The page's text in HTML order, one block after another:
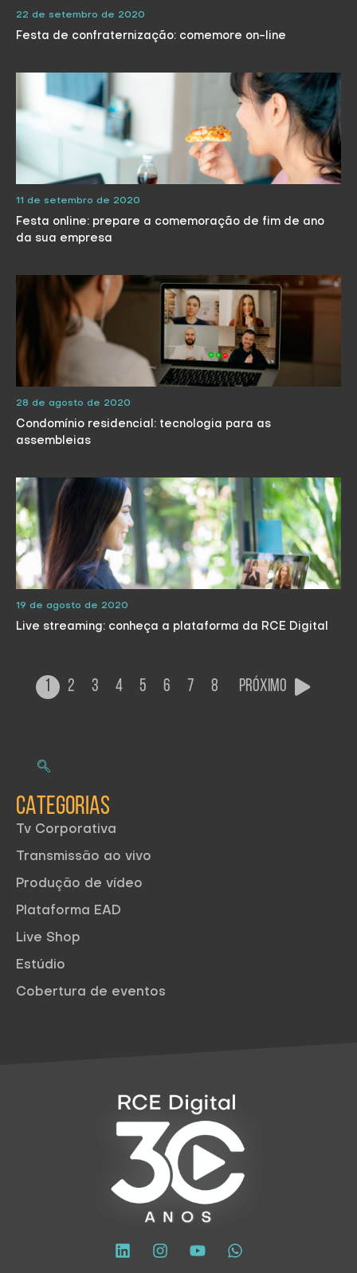
22 de setembro de 2020
Festa de confraternização: comemore on-line
11 de setembro de 2020
Festa online: prepare a comemoração de fim de ano
da sua empresa
28 de agosto de 2020
Condomínio residencial: tecnologia para as
assembleias
19 de agosto de 2020
Live streaming: conheça a plataforma da RCE Digital
1 2 3 4 5 6 7 8 Próximo
CATEGORIAS
Tv Corporativa
Transmissão ao vivo
Produção de vídeo
Plataforma EAD
Live Shop
Estúdio
Cobertura de eventos